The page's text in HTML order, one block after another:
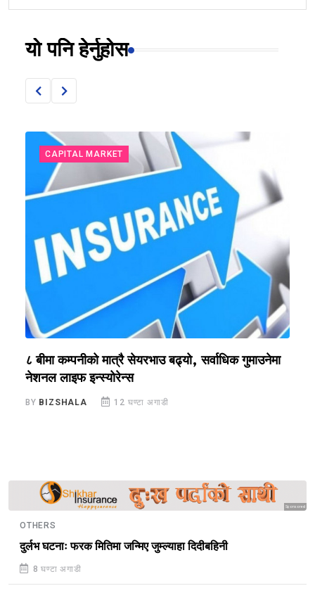
यो पनि हेर्नुहोस
CAPITAL MARKET
८ बीमा कम्पनीको मात्रै सेयरभाउ बढ्यो, सर्वाधिक गुमाउनेमा
नेशनल लाइफ इन्स्योरेन्स
BY BIZSHALA 12 घण्टा अगाडी
Sponsored
OTHERS
दुर्लभ घटनाः फरक मितिमा जन्मिए जुम्ल्याहा दिदीबहिनी
8 घण्टा अगाडी